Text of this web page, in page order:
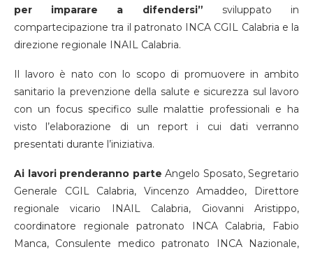
per imparare a difendersi” sviluppato in
compartecipazione tra il patronato INCA CGIL Calabria e la
direzione regionale INAIL Calabria.
Il lavoro è nato con lo scopo di promuovere in ambito
sanitario la prevenzione della salute e sicurezza sul lavoro
con un focus specifico sulle malattie professionali e ha
visto l’elaborazione di un report i cui dati verranno
presentati durante l’iniziativa.
Ai lavori prenderanno parte Angelo Sposato, Segretario
Generale CGIL Calabria, Vincenzo Amaddeo, Direttore
regionale vicario INAIL Calabria, Giovanni Aristippo,
coordinatore regionale patronato INCA Calabria, Fabio
Manca, Consulente medico patronato INCA Nazionale,